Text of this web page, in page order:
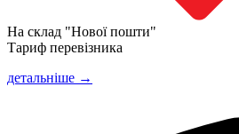
На склад "Нової пошти"
Тариф перевізника
детальніше →